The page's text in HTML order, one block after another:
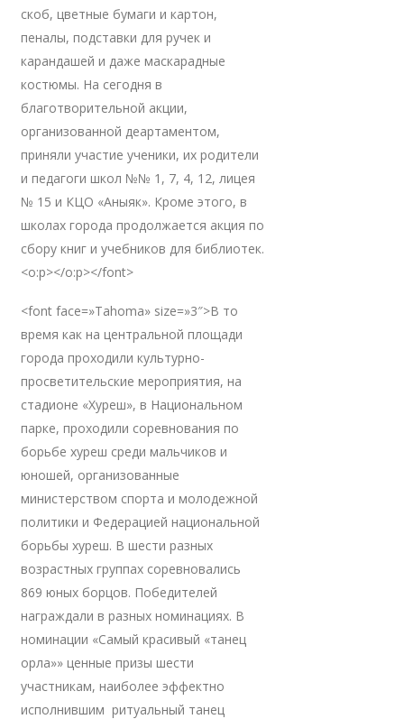
скоб, цветные бумаги и картон,
пеналы, подставки для ручек и
карандашей и даже маскарадные
костюмы. На сегодня в
благотворительной акции,
организованной деартаментом,
приняли участие ученики, их родители
и педагоги школ №№ 1, 7, 4, 12, лицея
№ 15 и КЦО «Аныяк». Кроме этого, в
школах города продолжается акция по
сбору книг и учебников для библиотек.
<o:p></o:p></font>
<font face=»Tahoma» size=»3″>В то
время как на центральной площади
города проходили культурно-
просветительские мероприятия, на
стадионе «Хуреш», в Национальном
парке, проходили соревнования по
борьбе хуреш среди мальчиков и
юношей, организованные
министерством спорта и молодежной
политики и Федерацией национальной
борьбы хуреш. В шести разных
возрастных группах соревновались
869 юных борцов. Победителей
награждали в разных номинациях. В
номинации «Самый красивый «танец
орла»» ценные призы шести
участникам, наиболее эффектно
исполнившим ритуальный танец